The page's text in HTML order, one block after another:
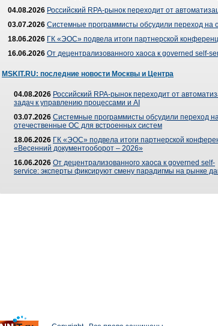
04.08.2026 Российский RPA-рынок переходит от
03.07.2026 Системные программисты обсудили переход на
18.06.2026 ГК «ЭОС» подвела итоги партнерской
16.06.2026 От децентрализованного хаоса к governed self-
MSKIT.RU: последние новости Москвы и Центра
04.08.2026 Российский RPA-рынок переходит от
задач к управлению процессами и AI
03.07.2026 Системные программисты обсудили переход
отечественные ОС для встроенных систем
18.06.2026 ГК «ЭОС» подвела итоги партнерской
«Весенний документооборот – 2026»
16.06.2026 От децентрализованного хаоса к governed self-
service: эксперты фиксируют смену парадигмы на рынке